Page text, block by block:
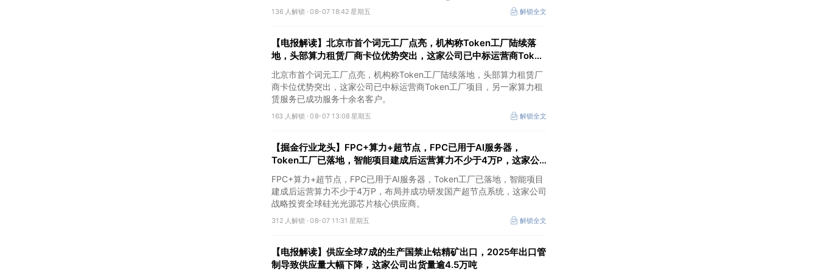
收购国外知名CRO企业，在创新药API的化学合成等方面具有丰富经验，
具备承接细胞与基因治疗产品商业化受托生产的合规资质，这家公司获净
136 人解锁 ·08-07 18:42 星期五 解锁全文
【电报解读】北京市首个词元工厂点亮，机构称Token工厂陆续落
地，头部算力租赁厂商卡位优势突出，这家公司已中标运营商Token
工厂项目
北京市首个词元工厂点亮，机构称Token工厂陆续落地，头部算力租赁厂
商卡位优势突出，这家公司已中标运营商Token工厂项目，另一家算力租
赁服务已成功服务十余名客户。
163 人解锁 ·08-07 13:08 星期五 解锁全文
【掘金行业龙头】FPC+算力+超节点，FPC已用于AI服务器，
Token工厂已落地，智能项目建成后运营算力不少于4万P，这家公
司布局并成功研发国产超节点系统
FPC+算力+超节点，FPC已用于AI服务器，Token工厂已落地，智能项目
建成后运营算力不少于4万P，布局并成功研发国产超节点系统，这家公司
战略投资全球硅光光源芯片核心供应商。
312 人解锁 ·08-07 11:31 星期五 解锁全文
【电报解读】供应全球7成的生产国禁止钴精矿出口，2025年出口管
制导致供应量大幅下降，这家公司出货量逾4.5万吨